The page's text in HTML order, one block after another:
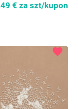
€ za szt/kupon
favorite